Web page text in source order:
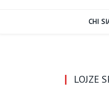
CHI
LOJZE